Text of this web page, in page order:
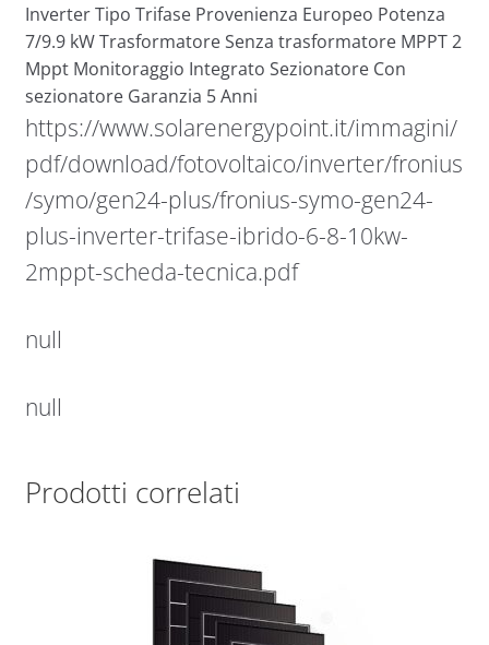
Inverter Tipo Trifase Provenienza Europeo Potenza
7/9.9 kW Trasformatore Senza trasformatore MPPT 2
Mppt Monitoraggio Integrato Sezionatore Con
sezionatore Garanzia 5 Anni
https://www.solarenergypoint.it/immagini/
pdf/download/fotovoltaico/inverter/fronius
/symo/gen24-plus/fronius-symo-gen24-
plus-inverter-trifase-ibrido-6-8-10kw-
2mppt-scheda-tecnica.pdf
null
null
Prodotti correlati